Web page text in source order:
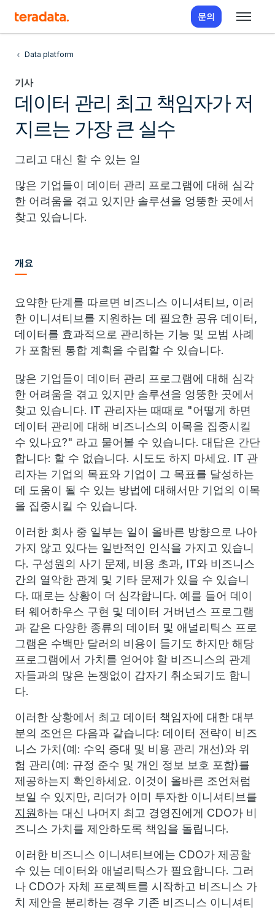
문의
Data platform
기사
데이터 관리 최고 책임자가 저
지르는 가장 큰 실수
그리고 대신 할 수 있는 일
많은 기업들이 데이터 관리 프로그램에 대해 심각
한 어려움을 겪고 있지만 솔루션을 엉뚱한 곳에서
찾고 있습니다.
개요
요약한 단계를 따르면 비즈니스 이니셔티브, 이러
한 이니셔티브를 지원하는 데 필요한 공유 데이터,
데이터를 효과적으로 관리하는 기능 및 모범 사례
가 포함된 통합 계획을 수립할 수 있습니다.
많은 기업들이 데이터 관리 프로그램에 대해 심각
한 어려움을 겪고 있지만 솔루션을 엉뚱한 곳에서
찾고 있습니다. IT 관리자는 때때로 "어떻게 하면
데이터 관리에 대해 비즈니스의 이목을 집중시킬
수 있나요?" 라고 물어볼 수 있습니다. 대답은 간단
합니다: 할 수 없습니다. 시도도 하지 마세요. IT 관
리자는 기업의 목표와 기업이 그 목표를 달성하는
데 도움이 될 수 있는 방법에 대해서만 기업의 이목
을 집중시킬 수 있습니다.
이러한 회사 중 일부는 일이 올바른 방향으로 나아
가지 않고 있다는 일반적인 인식을 가지고 있습니
다. 구성원의 사기 문제, 비용 초과, IT와 비즈니스
간의 열악한 관계 및 기타 문제가 있을 수 있습니
다. 때로는 상황이 더 심각합니다. 예를 들어 데이
터 웨어하우스 구현 및 데이터 거버넌스 프로그램
과 같은 다양한 종류의 데이터 및 애널리틱스 프로
그램은 수백만 달러의 비용이 들기도 하지만 해당
프로그램에서 가치를 얻어야 할 비즈니스의 관계
자들과의 많은 논쟁없이 갑자기 취소되기도 합니
다.
이러한 상황에서 최고 데이터 책임자에 대한 대부
분의 조언은 다음과 같습니다: 데이터 전략이 비즈
니스 가치(예: 수익 증대 및 비용 관리 개선)와 위
험 관리(예: 규정 준수 및 개인 정보 보호 포함)를
제공하는지 확인하세요. 이것이 올바른 조언처럼
보일 수 있지만, 리더가 이미 투자한 이니셔티브를
지원하는 대신 나머지 최고 경영진에게 CDO가 비
즈니스 가치를 제안하도록 책임을 돌립니다.
이러한 비즈니스 이니셔티브에는 CDO가 제공할
수 있는 데이터와 애널리틱스가 필요합니다. 그러
나 CDO가 자체 프로젝트를 시작하고 비즈니스 가
치 제안을 분리하는 경우 기존 비즈니스 이니셔티